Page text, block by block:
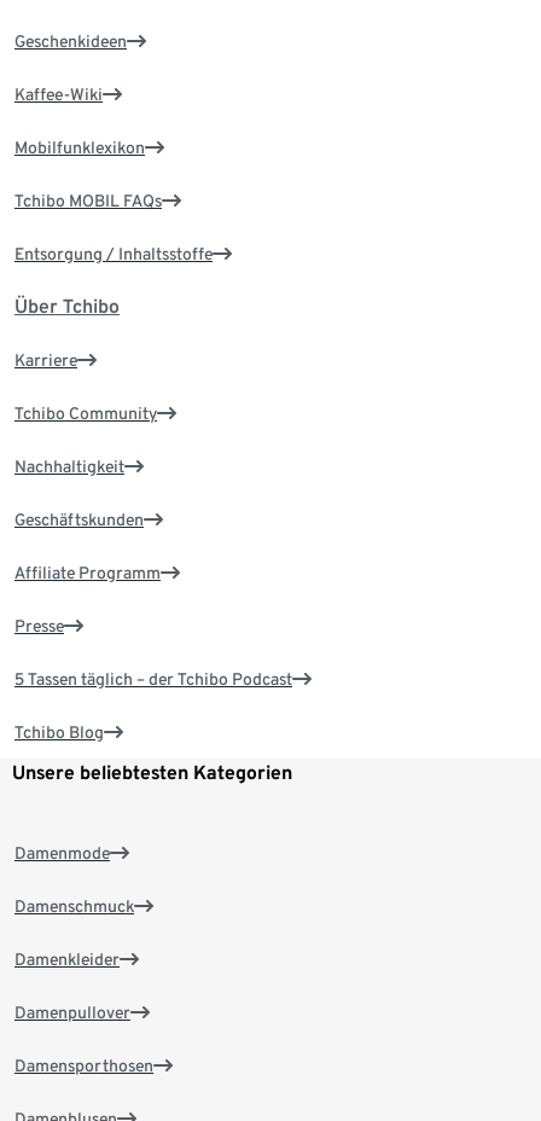
Geschenkideen
Kaffee-Wiki
Mobilfunklexikon
Tchibo MOBIL FAQs
Entsorgung / Inhaltsstoffe
Über Tchibo
Karriere
Tchibo Community
Nachhaltigkeit
Geschäftskunden
Affiliate Programm
Presse
5 Tassen täglich – der Tchibo Podcast
Tchibo Blog
Unsere beliebtesten Kategorien
Damenmode
Damenschmuck
Damenkleider
Damenpullover
Damensporthosen